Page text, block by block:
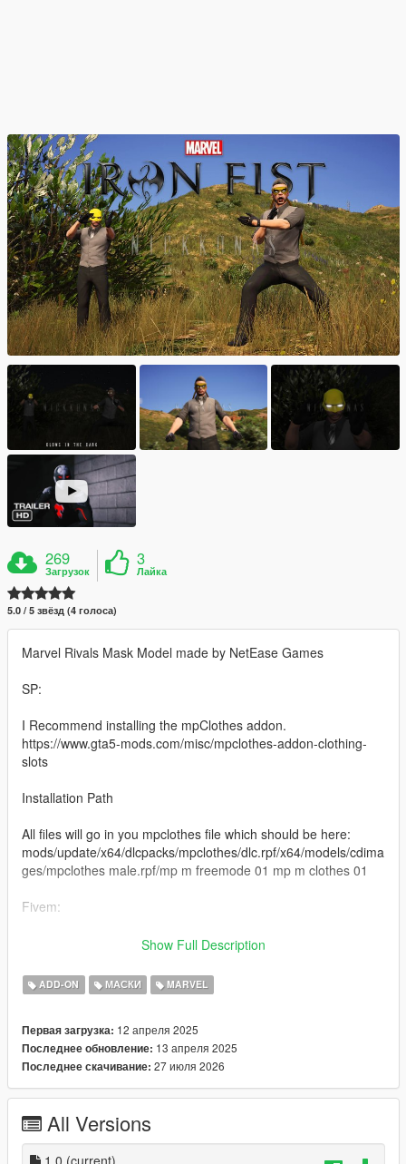
269
Загрузок
3
Лайка
5.0 / 5 звёзд (4 голоса)
Marvel Rivals Mask Model made by NetEase Games
SP:
I Recommend installing the mpClothes addon.
https://www.gta5-mods.com/misc/mpclothes-addon-clothing-
slots
Installation Path
All files will go in you mpclothes file which should be here:
mods/update/x64/dlcpacks/mpclothes/dlc.rpf/x64/models/cdima
ges/mpclothes male.rpf/mp m freemode 01 mp m clothes 01
Fivem:
For Classic Mask - Drag and drop nk classicironfistmask to
For Marverl Rivals - Drag and drop Mask nk mrironfistmask to
For Both Masks - Drag and drop nk ironfistmask to your
resources and start it from server.cfg
===================
If you want custom Clothes for your FiveM server or for SP
Show Full Description
ADD-ON МАСКИ MARVEL
Первая загрузка: 12 апреля 2025
Последнее обновление: 13 апреля 2025
Последнее скачивание: 27 июля 2026
All Versions
1.0 (current)